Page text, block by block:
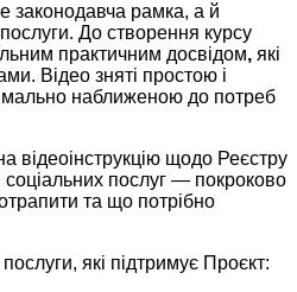
законодавча рамка, а й
До створення курсу
практичним досвідом, які
Відео зняті простою і
наближеною до потреб
відеоінструкцію щодо Реєстру
соціальних послуг — покроково
та що потрібно
які підтримує Проєкт: